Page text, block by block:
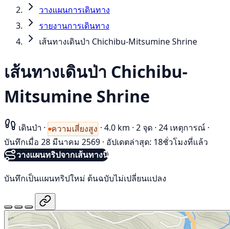
วางแผนการเดินทาง
รายงานการเดินทาง
เส้นทางเดินป่า Chichibu-Mitsumine Shrine
เส้นทางเดินป่า Chichibu-
Mitsumine Shrine
เดินป่า · ความเสี่ยงสูง · 4.0 km · 2 จุด · 24 เหตุการณ์ ·
บันทึกเมื่อ 28 มีนาคม 2569 · อัปเดตล่าสุด: 18ชั่วโมงที่แล้ว
วางแผนทริปจากเส้นทางนี้
บันทึกเป็นแผนทริปใหม่ ต้นฉบับไม่เปลี่ยนแปลง